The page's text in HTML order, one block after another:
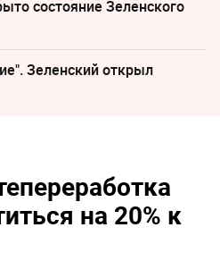
состояние Зеленского
Зеленский открыл
на 20% к